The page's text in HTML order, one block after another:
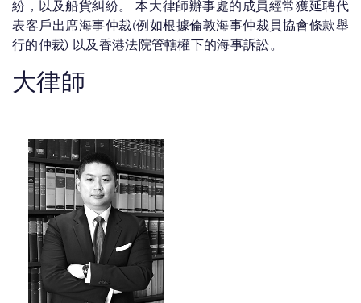
紛，以及船貨糾紛。 本大律師辦事處的成員經常獲延聘代
表客戶出席海事仲裁(例如根據倫敦海事仲裁員協會條款舉
行的仲裁) 以及香港法院管轄權下的海事訴訟。
大律師